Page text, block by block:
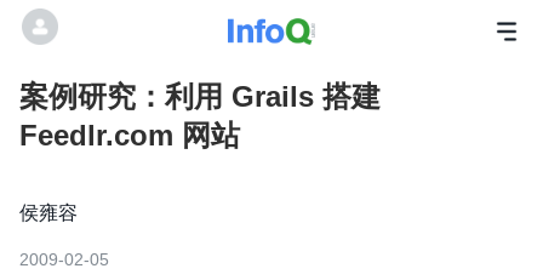
案例研究：利用 Grails 搭建
Feedlr.com 网站
侯雍容
2009-02-05